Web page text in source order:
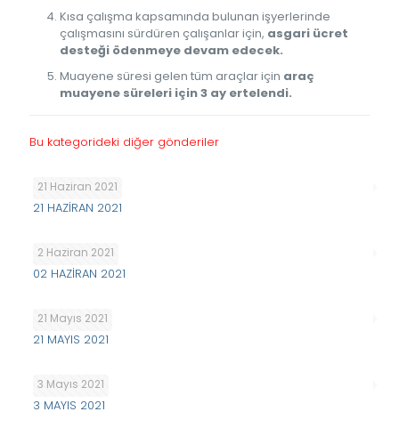
Kısa çalışma kapsamında bulunan işyerlerinde
çalışmasını sürdüren çalışanlar için, asgari ücret
desteği ödenmeye devam edecek.
Muayene süresi gelen tüm araçlar için araç
muayene süreleri için 3 ay ertelendi.
Bu kategorideki diğer gönderiler
21 Haziran 2021
21 HAZİRAN 2021
2 Haziran 2021
02 HAZİRAN 2021
21 Mayıs 2021
21 MAYIS 2021
3 Mayıs 2021
3 MAYIS 2021